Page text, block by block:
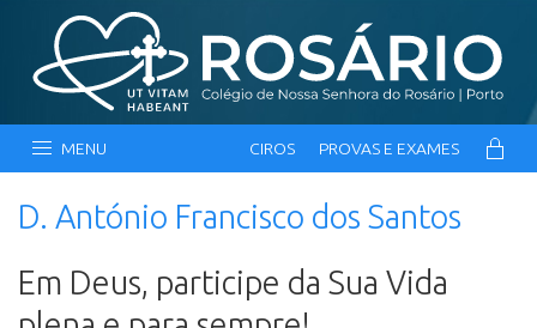
MENU CIROS PROVAS E EXAMES
D. António Francisco dos Santos
Em Deus, participe da Sua Vida